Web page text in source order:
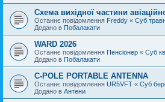
Схема вихідної частини
Останнє повідомлення Freddy « Суб
Додано в Побалакати
WARD 2026
Останнє повідомлення Пенсіонер « Суб
Додано в Побалакати
C-POLE PORTABLE ANTENNA
Останнє повідомлення UR5VFT « Суб
Додано в Антени